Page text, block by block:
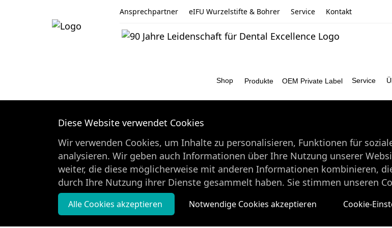
Ansprechpartner eIFU Wurzelstifte & Bohrer Service Kontakt
Shop Produkte OEM Private Label Service
Diese Website verwendet Cookies
Wir verwenden Cookies, um Inhalte zu personalisieren, Funktionen für
analysieren. Wir geben auch Informationen über Ihre Nutzung unserer
weiter, die diese möglicherweise mit anderen Informationen kombinieren,
durch Ihre Nutzung ihrer Dienste gesammelt haben. Sie stimmen unseren
Alle Cookies akzeptieren Notwendige Cookies akzeptieren Cookie-